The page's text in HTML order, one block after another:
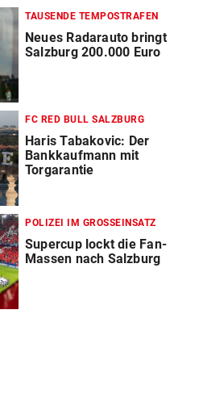
TAUSENDE TEMPOSTRAFEN
Neues Radarauto bringt
Salzburg 200.000 Euro
FC RED BULL SALZBURG
Haris Tabakovic: Der
Bankkaufmann mit
Torgarantie
POLIZEI IM GROSSEINSATZ
Supercup lockt die Fan-
Massen nach Salzburg